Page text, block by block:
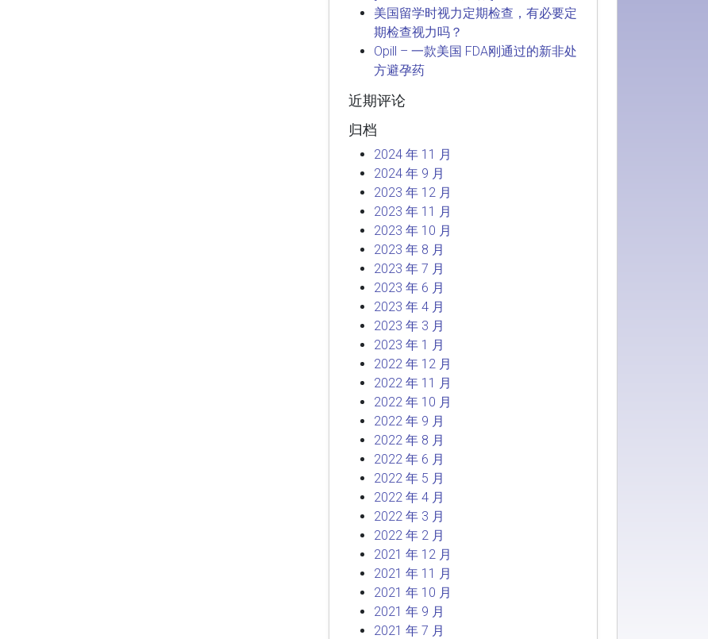
美国留学时视力定期检查，有必要定
期检查视力吗？
Opill – 一款美国 FDA刚通过的新非处
方避孕药
近期评论
归档
2024 年 11 月
2024 年 9 月
2023 年 12 月
2023 年 11 月
2023 年 10 月
2023 年 8 月
2023 年 7 月
2023 年 6 月
2023 年 4 月
2023 年 3 月
2023 年 1 月
2022 年 12 月
2022 年 11 月
2022 年 10 月
2022 年 9 月
2022 年 8 月
2022 年 6 月
2022 年 5 月
2022 年 4 月
2022 年 3 月
2022 年 2 月
2021 年 12 月
2021 年 11 月
2021 年 10 月
2021 年 9 月
2021 年 7 月